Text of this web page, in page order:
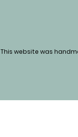
This website was